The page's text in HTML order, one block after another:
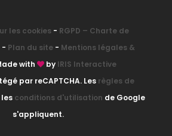
les cookies - RGPD – Charte de
- Plan du site- Mentions légales &
with by IRIS Interactive
par reCAPTCHA. Les règles de
conditions d'utilisation de Google
s'appliquent.